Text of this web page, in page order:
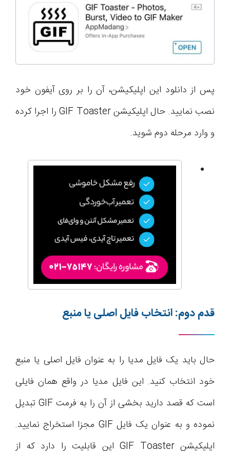
پس از دانلود این اپلیکیشن، آن را بر روی آیفون خود
نصب نمایید. حال اپلیکیشن GIF Toaster را اجرا کرده
و وارد مرحله دوم شوید.
قدم دوم: انتخاب فایل اصلی یا منبع
حال باید یک فایل مدیا را به عنوان فایل اصلی یا منبع
خود انتخاب کنید. این فایل مدیا در واقع همان فایلی
است که قصد دارید بخشی از آن را به فرمت GIF تبدیل
نموده و به عنوان یک فایل GIF مجزا استخراج نمایید.
اپلیکیشن GIF Toaster این قابلیت را دارد که از